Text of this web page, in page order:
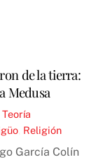
de la tierra:
Medusa
,Teoría
Religión
García Colín